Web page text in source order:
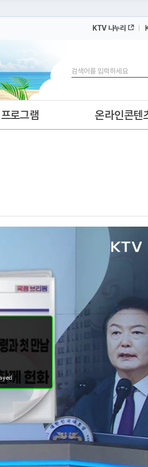
해 보세요
KTV 나누리
검색
프로그램 온라인콘텐